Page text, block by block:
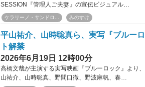
SESSION『管理人ご夫妻』の宣伝ビジュアル…
ケラリーノ・サンドロ... みのすけ
平山祐介、山時聡真ら、実写『ブルー
ト解禁
2026年6月19日 12時00分
高橋文哉が主演する実写映画『ブルーロック』より
山祐介、山時聡真、野間口徹、野波麻帆、春…